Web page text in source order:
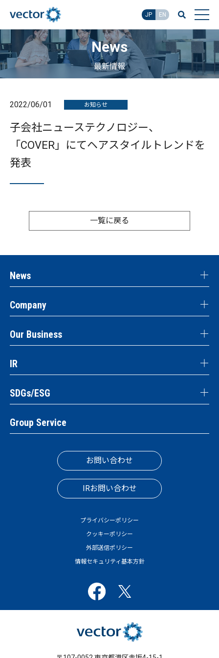
JP EN
News
最新情報
2022/06/01 お知らせ
子会社ニューステクノロジー、
「COVER」にてヘアスタイルトレンドを
発表
一覧に戻る
News
Company
Our Business
IR
SDGs/ESG
Group Service
お問い合わせ
IRお問い合わせ
プライバシーポリシー
クッキーポリシー
外部送信ポリシー
情報セキュリティ基本方針